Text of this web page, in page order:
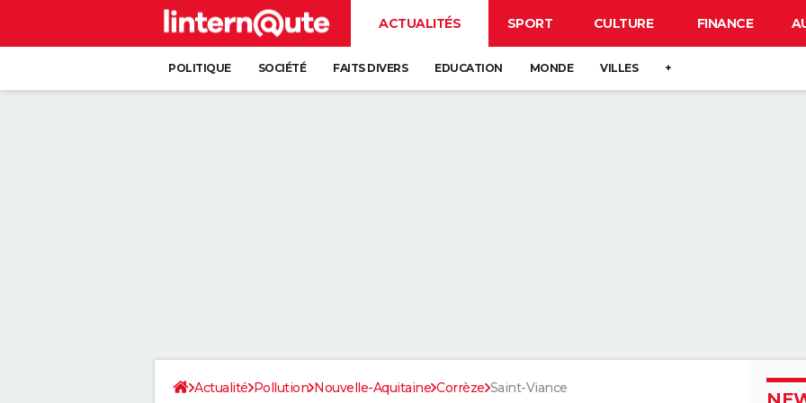
ACTUALITÉS SPORT CULTURE FINANCE
POLITIQUE SOCIÉTÉ FAITS DIVERS EDUCATION MONDE VILLES +
Actualité Pollution Nouvelle-Aquitaine Corrèze Saint-Viance